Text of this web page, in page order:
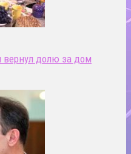
долю за дом